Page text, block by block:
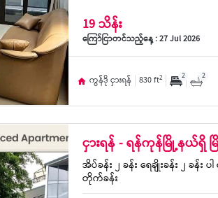
19 သိန်း
ကြော်ငြာတင်သည့်နေ့ : 27 Jul 2026
ကွန်ဒို ငှားရန် 830 ft2 2 2
ငှားရန် - ရန်ကုန်မြို့နယ်ရှိ
အိပ်ခန်း ၂ ခန်း ရေချိုးခန်း ၂ ခန်
တိုက်ခန်း